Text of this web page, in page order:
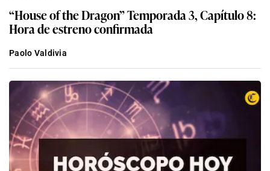
“House of the Dragon” Temporada 3, Capítulo 8:
Hora de estreno confirmada
Paolo Valdivia